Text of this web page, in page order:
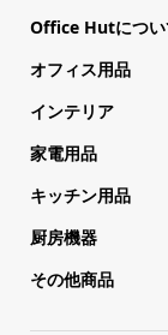
Office Hutについ
オフィス用品
インテリア
家電用品
キッチン用品
厨房機器
その他商品